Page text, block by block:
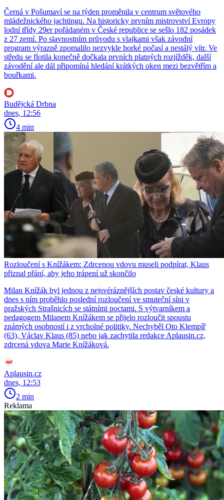
Černá v Pošumaví se na týden proměnila v centrum světového
mládežnického jachtingu. Na historicky prvním mistrovství Evropy
lodní třídy 29er pořádaném v České republice se sešlo 182 posádek
z 27 zemí. Po slavnostním průvodu s vlajkami však závodní
program výrazně zpomalilo nezvykle horké počasí a nestálý vítr. Ve
středu se flotila konečně dočkala prvních platných rozjížděk, další
závodění ale dál připomíná hledání krátkých oken mezi bezvětřím a
bouřkami.
Budějcká Drbna
dnes, 12:56
4 min
Rozloučení s Knížákem: Zdrcenou vdovu museli podpírat, Klaus
přiznal přání, aby jeho trápení už skončilo
Milan Knížák byl jednou z nejsvéráznějších postav české kultury a
dnes s ním proběhlo poslední rozloučení ve smuteční síni v
pražských Strašnicích se státními poctami. S výtvarníkem a
pedagogem Milanem Knížákem se přijelo rozloučit spoustu
známých osobností i z vrcholné politiky. Nechyběl Oto Klempíř
(63), Václav Klaus (85) nebo jak zachytila redakce Aplausin.cz,
zdrcená vdova Marie Knížáková.
Aplausin.cz
dnes, 12:53
2 min
Reklama